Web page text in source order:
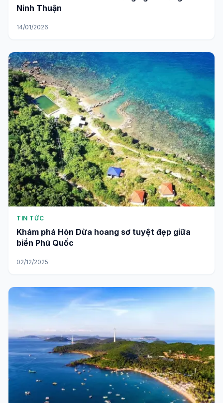
Ninh Thuận
14/01/2026
TIN TỨC
Khám phá Hòn Dừa hoang sơ tuyệt đẹp giữa
biển Phú Quốc
02/12/2025